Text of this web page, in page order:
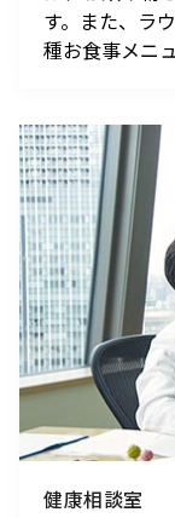
す。また、ラ
種お食事メニ
健康相談室